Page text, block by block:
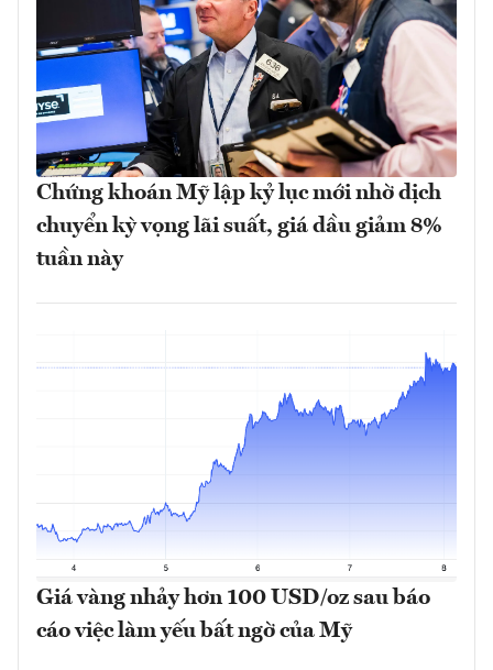
Chứng khoán Mỹ lập kỷ lục mới nhờ dịch
chuyển kỳ vọng lãi suất, giá dầu giảm 8%
tuần này
Giá vàng nhảy hơn 100 USD/oz sau báo
cáo việc làm yếu bất ngờ của Mỹ